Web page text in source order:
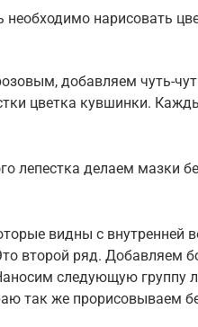
необходимо нарисовать
добавляем чуть-
цветка кувшинки.
лепестка делаем мазки
видны с внутренней
второй ряд. Добавляем
следующую группу
так же прорисовываем